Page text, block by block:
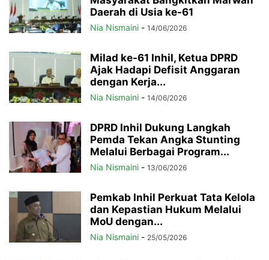
Daerah di Usia ke-61
Nia Nismaini - 14/06/2026
Milad ke-61 Inhil, Ketua DPRD
Ajak Hadapi Defisit Anggaran
dengan Kerja...
Nia Nismaini - 14/06/2026
DPRD Inhil Dukung Langkah
Pemda Tekan Angka Stunting
Melalui Berbagai Program...
Nia Nismaini - 13/06/2026
Pemkab Inhil Perkuat Tata Kelola
dan Kepastian Hukum Melalui
MoU dengan...
Nia Nismaini - 25/05/2026